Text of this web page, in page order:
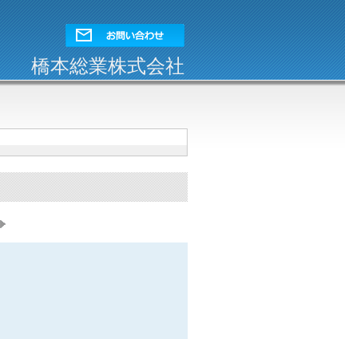
橋本総業株式会社